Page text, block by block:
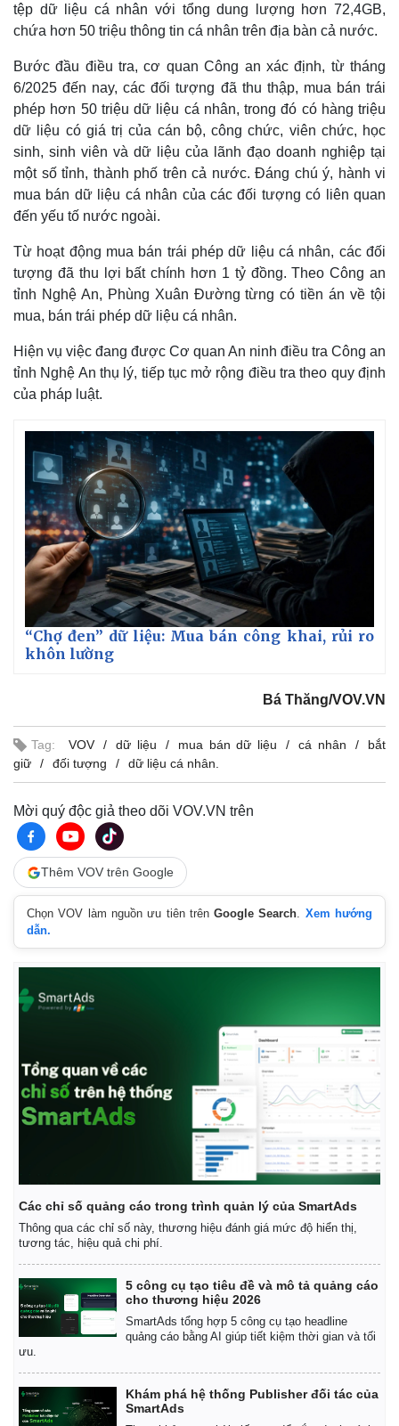
Kinh tế
Giá cà phê
tệp dữ liệu cá nhân với tổng dung lượng hơn 72,4GB,
chứa hơn 50 triệu thông tin cá nhân trên địa bàn cả nước.
Bước đầu điều tra, cơ quan Công an xác định, từ tháng
6/2025 đến nay, các đối tượng đã thu thập, mua bán trái
phép hơn 50 triệu dữ liệu cá nhân, trong đó có hàng triệu
dữ liệu có giá trị của cán bộ, công chức, viên chức, học
sinh, sinh viên và dữ liệu của lãnh đạo doanh nghiệp tại
một số tỉnh, thành phố trên cả nước. Đáng chú ý, hành vi
mua bán dữ liệu cá nhân của các đối tượng có liên quan
đến yếu tố nước ngoài.
Từ hoạt động mua bán trái phép dữ liệu cá nhân, các đối
tượng đã thu lợi bất chính hơn 1 tỷ đồng. Theo Công an
tỉnh Nghệ An, Phùng Xuân Đường từng có tiền án về tội
mua, bán trái phép dữ liệu cá nhân.
Hiện vụ việc đang được Cơ quan An ninh điều tra Công an
tỉnh Nghệ An thụ lý, tiếp tục mở rộng điều tra theo quy định
của pháp luật.
“Chợ đen” dữ liệu: Mua bán công khai, rủi ro
khôn lường
Bá Thăng/VOV.VN
Tag: VOV dữ liệu mua bán dữ liệu cá nhân
bắt
giữ
đối tượng dữ liệu cá nhân.
Mời quý độc giả theo dõi VOV.VN trên
Thêm VOV trên Google
Chọn VOV làm nguồn ưu tiên trênGoogle Search. Xem hướng
dẫn.
Các chỉ số quảng cáo trong trình quản lý của SmartAds
Thông qua các chỉ số này, thương hiệu đánh giá mức độ hiển thị,
tương tác, hiệu quả chi phí.
5 công cụ tạo tiêu đề và mô tả quảng cáo
cho thương hiệu 2026
SmartAds tổng hợp 5 công cụ tạo headline
quảng cáo bằng AI giúp tiết kiệm thời gian và tối
ưu.
Khám phá hệ thống Publisher đối tác của
SmartAds